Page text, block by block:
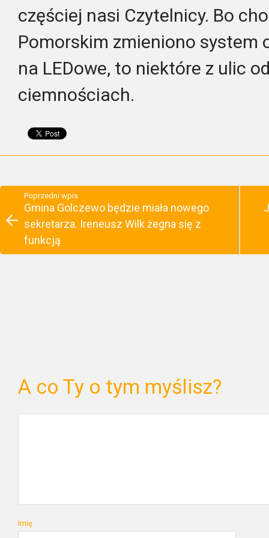
częściej nasi Czytelnicy. Bo
Pomorskim zmieniono system
na LEDowe, to niektóre z ulic
ciemnościach.
Poprzedni wpis
Gmina Golczewo będzie miała nowego
sekretarza. Ireneusz Wilk żegna się z
funkcją
A co Ty o tym myślisz?
Imię